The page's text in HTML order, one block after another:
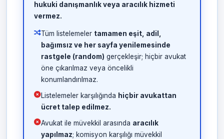
hukuki danışmanlık veya aracılık hizmeti
vermez.
Tüm listelemeler tamamen eşit, adil,
bağımsız ve her sayfa yenilemesinde
rastgele (random) gerçekleşir; hiçbir avukat
öne çıkarılmaz veya öncelikli
konumlandırılmaz.
Listelemeler karşılığında hiçbir avukattan
ücret talep edilmez.
Avukat ile müvekkil arasında aracılık
yapılmaz; komisyon karşılığı müvekkil